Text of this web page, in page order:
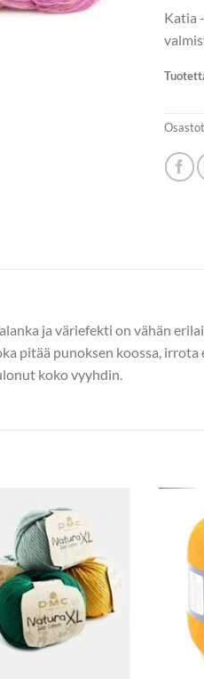
Katia
ja väriefekti on vähän
pitää punoksen koossa,
koko vyyhdin.